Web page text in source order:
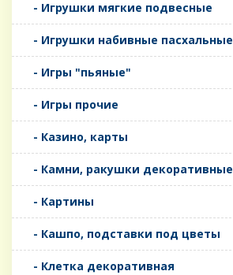
- Игрушки мягкие подвесные
- Игрушки набивные пасхальные
- Игры "пьяные"
- Игры прочие
- Казино, карты
- Камни, ракушки декоративные
- Картины
- Кашпо, подставки под цветы
- Клетка декоративная